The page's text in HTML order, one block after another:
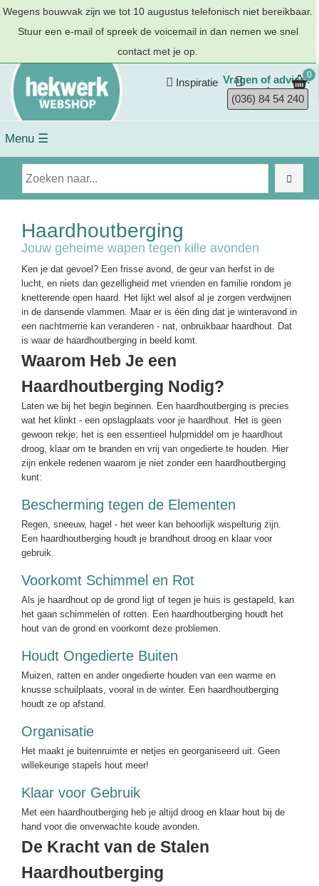
Wegens bouwvak zijn we tot 10 augustus telefonisch niet bereikbaar.
Stuur een e-mail of spreek de voicemail in dan nemen we snel
contact met je op.
Vragen of advies?
(036) 84 54 240
Menu ☰
Inspiratie
0
Haardhoutberging
Jouw geheime wapen tegen kille avonden
Ken je dat gevoel? Een frisse avond, de geur van herfst in de
lucht, en niets dan gezelligheid met vrienden en familie rondom je
knetterende open haard. Het lijkt wel alsof al je zorgen verdwijnen
in de dansende vlammen. Maar er is één ding dat je winteravond in
een nachtmerrie kan veranderen - nat, onbruikbaar haardhout. Dat
is waar de haardhoutberging in beeld komt.
Waarom Heb Je een
Haardhoutberging Nodig?
Laten we bij het begin beginnen. Een haardhoutberging is precies
wat het klinkt - een opslagplaats voor je haardhout. Het is geen
gewoon rekje; het is een essentieel hulpmiddel om je haardhout
droog, klaar om te branden en vrij van ongedierte te houden. Hier
zijn enkele redenen waarom je niet zonder een haardhoutberging
kunt:
Bescherming tegen de Elementen
Regen, sneeuw, hagel - het weer kan behoorlijk wispelturig zijn.
Een haardhoutberging houdt je brandhout droog en klaar voor
gebruik.
Voorkomt Schimmel en Rot
Als je haardhout op de grond ligt of tegen je huis is gestapeld, kan
het gaan schimmelen of rotten. Een haardhoutberging houdt het
hout van de grond en voorkomt deze problemen.
Houdt Ongedierte Buiten
Muizen, ratten en ander ongedierte houden van een warme en
knusse schuilplaats, vooral in de winter. Een haardhoutberging
houdt ze op afstand.
Organisatie
Het maakt je buitenruimte er netjes en georganiseerd uit. Geen
willekeurige stapels hout meer!
Klaar voor Gebruik
Met een haardhoutberging heb je altijd droog en klaar hout bij de
hand voor die onverwachte koude avonden.
De Kracht van de Stalen
Haardhoutberging